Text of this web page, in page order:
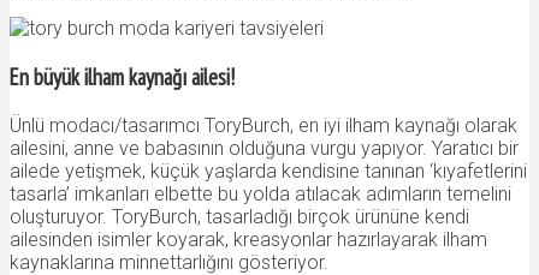
En büyük ilham kaynağı ailesi!
Ünlü modacı/tasarımcı ToryBurch, en iyi ilham kaynağı olarak
ailesini, anne ve babasının olduğuna vurgu yapıyor. Yaratıcı bir
ailede yetişmek, küçük yaşlarda kendisine tanınan ‘kıyafetlerini
tasarla’ imkanları elbette bu yolda atılacak adımların temelini
oluşturuyor. ToryBurch, tasarladığı birçok ürününe kendi
ailesinden isimler koyarak, kreasyonlar hazırlayarak ilham
kaynaklarına minnettarlığını gösteriyor.